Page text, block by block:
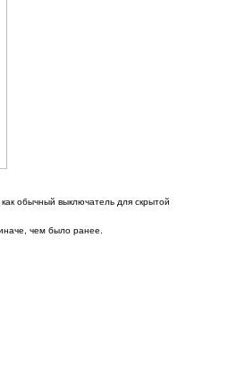
обычный выключатель для скрытой
чем было ранее.